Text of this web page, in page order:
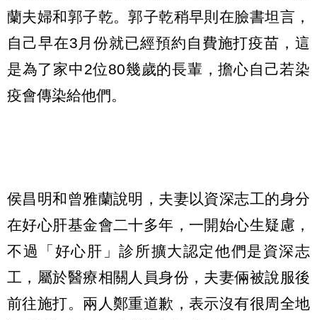
蘭夫婦和郭子乾。郭子乾稍早則在臉書坦言，
自己早在3月份就已經預約自費施打疫苗，這
是為了家中2位80幾歲的長輩，擔心自己若染
疫會傳染給他們。
侯昌明和曾雅蘭說明，夫妻以資深志工的身分
在好心肝基金會二十多年，一開始心生疑慮，
不過「好心肝」診所擴大認定他們是資深志
工，屬於醫療相關人員身份，夫妻倆被說服後
前往施打。兩人鄭重道歉，表示沒有很周全地